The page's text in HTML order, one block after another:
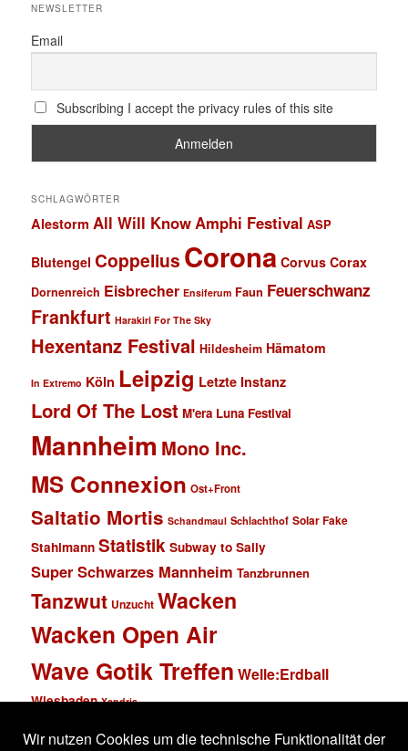
NEWSLETTER
Email
Subscribing I accept the privacy rules of this site
SCHLAGWÖRTER
Alestorm All Will Know Amphi Festival ASP
Blutengel Coppelius Corona Corvus Corax
Dornenreich Eisbrecher Ensiferum Faun Feuerschwanz
Frankfurt Harakiri For The Sky
Hexentanz Festival Hildesheim Hämatom
In Extremo Köln Leipzig Letzte Instanz
Lord Of The Lost M'era Luna Festival
Mannheim Mono Inc.
MS Connexion Ost+Front
Saltatio Mortis Schandmaul Schlachthof Solar Fake
Stahlmann Statistik Subway to Sally
Super Schwarzes Mannheim Tanzbrunnen
Tanzwut Unzucht Wacken
Wacken Open Air
Wave Gotik Treffen Welle:Erdball
Wiesbaden Xandria